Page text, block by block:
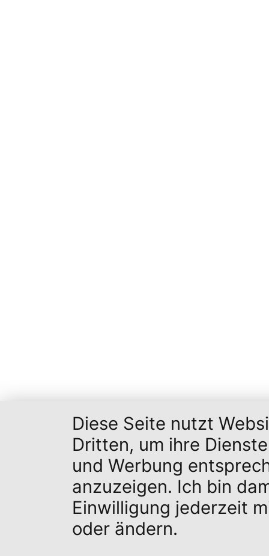
Diese Seite nutzt
Dritten, um ihre
und Werbung
anzuzeigen. Ich bin
Einwilligung jederzeit
oder ändern.